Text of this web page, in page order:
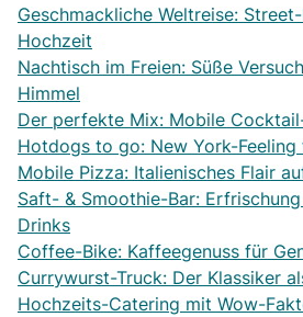
Geschmackliche Weltreise:
Hochzeit
Nachtisch im Freien: Süße
Himmel
Der perfekte Mix: Mobile
Hotdogs to go: New York-Feeling
Mobile Pizza: Italienisches Flair
Saft- & Smoothie-Bar:
Drinks
Coffee-Bike: Kaffeegenuss für
Currywurst-Truck: Der Klassiker
Hochzeits-Catering mit Wow-